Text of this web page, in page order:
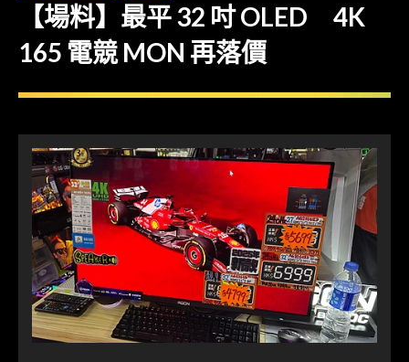
【場料】最平 32 吋 OLED 4K
165 電競 MON 再落價